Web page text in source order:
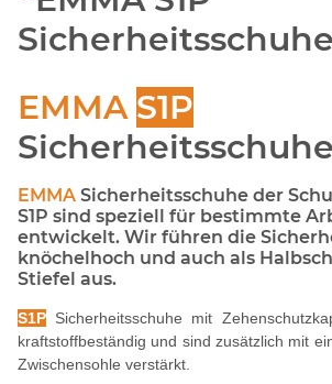
EMMA S1P
Sicherheitsschuhe
EMMA Sicherheitsschuhe der
S1P sind speziell für bestimmte
entwickelt. Wir führen die
knöchelhoch und auch als
Stiefel aus.
S1P Sicherheitsschuhe mit
kraftstoffbeständig und sind zusätzlich mit
Zwischensohle verstärkt.